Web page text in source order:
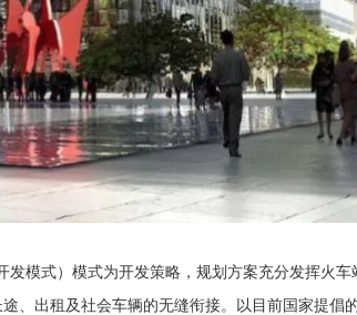
模式）模式为开发策略，规划方案充分发挥火车
、出租及社会车辆的无缝衔接。以目前国家提倡